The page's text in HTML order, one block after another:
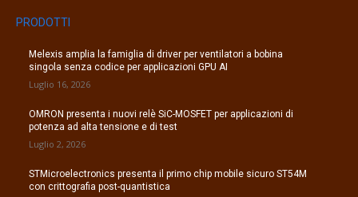
PRODOTTI
Melexis amplia la famiglia di driver per ventilatori a bobina
singola senza codice per applicazioni GPU AI
Luglio 16, 2026
OMRON presenta i nuovi relè SiC-MOSFET per applicazioni di
potenza ad alta tensione e di test
Luglio 2, 2026
STMicroelectronics presenta il primo chip mobile sicuro ST54M
con crittografia post-quantistica